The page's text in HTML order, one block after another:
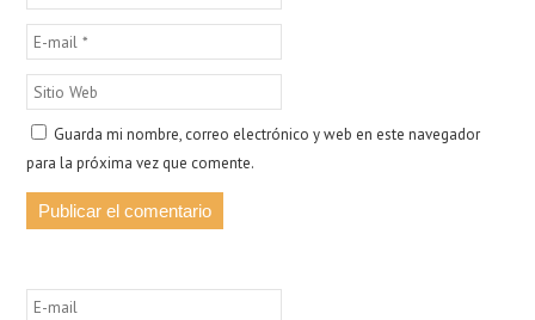
Guarda mi nombre, correo electrónico y web en este navegador
para la próxima vez que comente.